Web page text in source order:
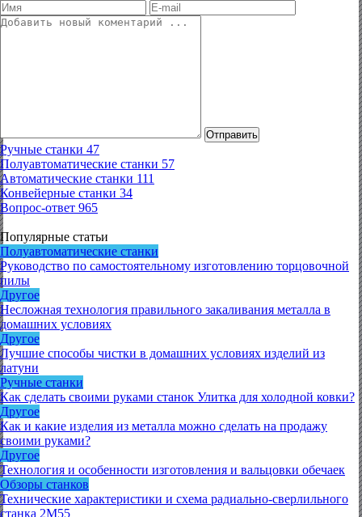
Отправить
Ручные станки 47
Полуавтоматические станки 57
Автоматические станки 111
Конвейерные станки 34
Вопрос-ответ 965
Популярные статьи
Полуавтоматические станки
Руководство по самостоятельному изготовлению торцовочной
пилы
Другое
Несложная технология правильного закаливания металла в
домашних условиях
Другое
Лучшие способы чистки в домашних условиях изделий из
латуни
Ручные станки
Как сделать своими руками станок Улитка для холодной ковки?
Другое
Как и какие изделия из металла можно сделать на продажу
своими руками?
Другое
Технология и особенности изготовления и вальцовки обечаек
Обзоры станков
Технические характеристики и схема радиально-сверлильного
станка 2М55